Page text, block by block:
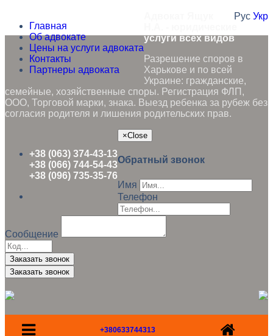
Главная
Об адвокате
Цены на услуги адвоката
Контакты
Партнеры адвоката
Рус Укр
услуги всех видов
Разрешение споров в
Харькове и по всей
Украине: гражданские,
семейные, хозяйственные споры. Регистрация ФЛП,
ООО, Торговой марки, знака. Выезд ребенка за рубеж без
согласия родителя и лишения родительских прав.
+38 (063) 374-43-13
+38 (066) 744-54-43
+38 (096) 735-35-76
×Close
Обратный звонок
Имя
Телефон
Сообщение
Заказать звонок
+380633744313